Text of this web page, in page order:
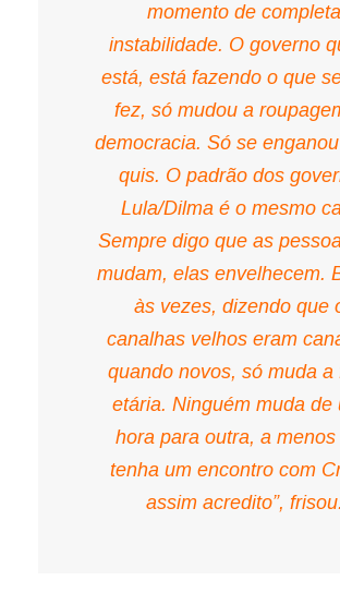
momento de completa
instabilidade. O governo
está, está fazendo o que
fez, só mudou a
democracia. Só se
quis. O padrão dos
Lula/Dilma é o mesmo
Sempre digo que as
mudam, elas envelhecem.
às vezes, dizendo que
canalhas velhos eram
quando novos, só muda a
etária. Ninguém muda de
hora para outra, a menos
tenha um encontro com
assim acredito”, frisou.